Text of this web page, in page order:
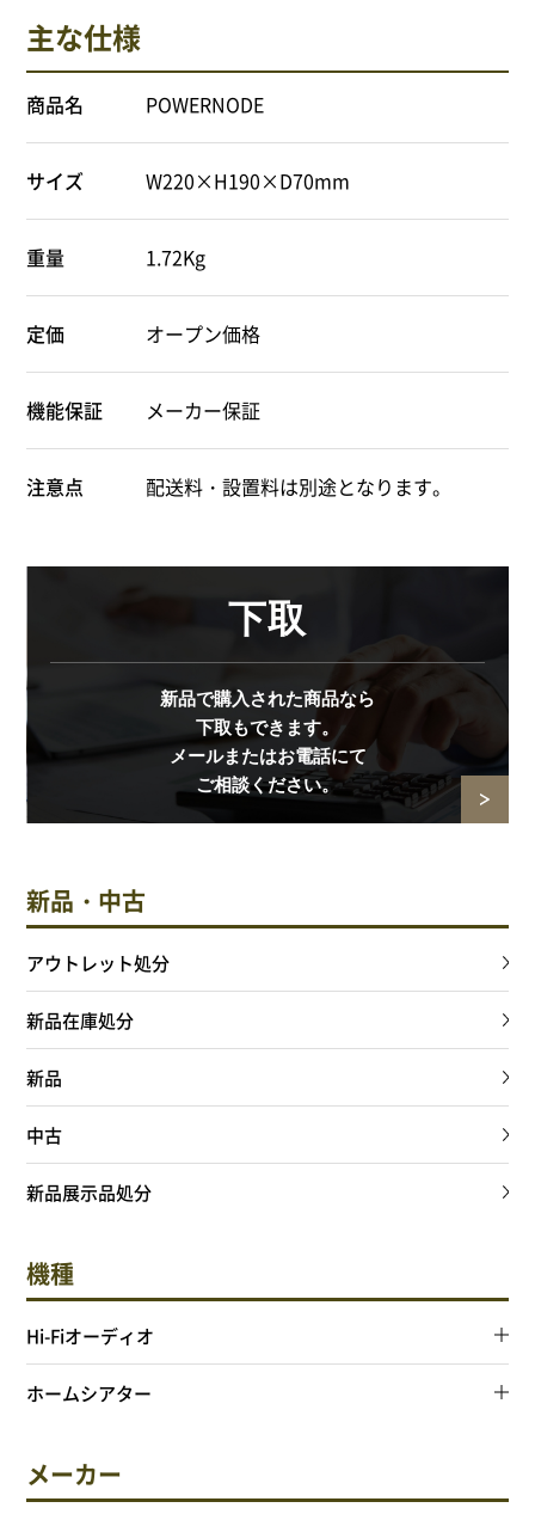
主な仕様
商品名 POWERNODE
サイズ W220×H190×D70mm
重量 1.72Kg
定価 オープン価格
機能保証 メーカー保証
注意点 配送料・設置料は別途となります。
下取
新品で購入された商品なら
下取もできます。
メールまたはお電話にて
ご相談ください。
新品・中古
アウトレット処分
新品在庫処分
新品
中古
新品展示品処分
機種
Hi-Fiオーディオ
ホームシアター
メーカー